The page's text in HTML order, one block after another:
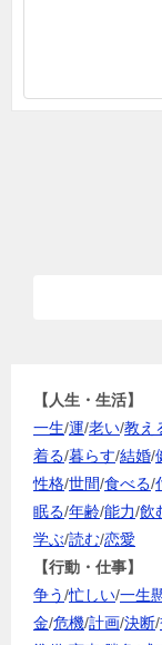
【人生・生活】
一生/運/老い/教え
着る/暮らす/結婚/
性格/世間/食べる/
眠る/年齢/能力/飲
学ぶ/読む/恋愛
【行動・仕事】
争う/忙しい/一生
金/危機/計画/決断/